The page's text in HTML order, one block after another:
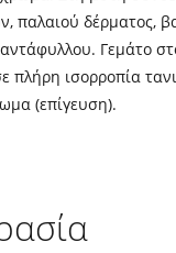
παλαιού δέρματος,
Γεμάτο
πλήρη ισορροπία
(επίγευση).